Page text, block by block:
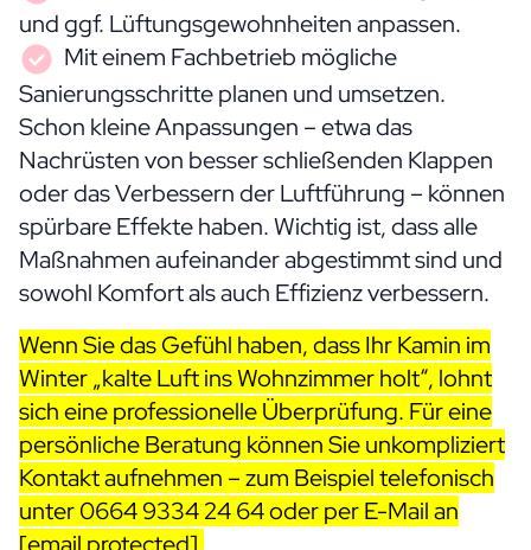
und ggf. Lüftungsgewohnheiten anpassen.
Mit einem Fachbetrieb mögliche
Sanierungsschritte planen und umsetzen.
Schon kleine Anpassungen – etwa das
Nachrüsten von besser schließenden Klappen
oder das Verbessern der Luftführung – können
spürbare Effekte haben. Wichtig ist, dass alle
Maßnahmen aufeinander abgestimmt sind und
sowohl Komfort als auch Effizienz verbessern.
Wenn Sie das Gefühl haben, dass Ihr Kamin im
Winter „kalte Luft ins Wohnzimmer holt“, lohnt
sich eine professionelle Überprüfung. Für eine
persönliche Beratung können Sie unkompliziert
Kontakt aufnehmen – zum Beispiel telefonisch
unter0664 9334 24 64oder per E-Mail an